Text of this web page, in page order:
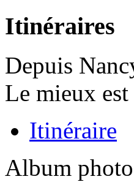
Itinéraires
Depuis
Le mieux
Itinéraire
Album photo